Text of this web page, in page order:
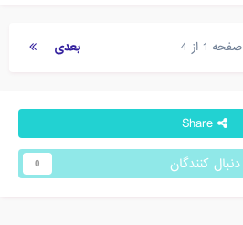
بعدی صفحه 1 از 4
Share
دنبال کنندگان